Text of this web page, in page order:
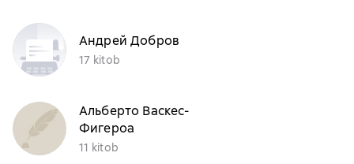
Андрей Добров
17 kitob
Альберто Васкес-
Фигероа
11 kitob